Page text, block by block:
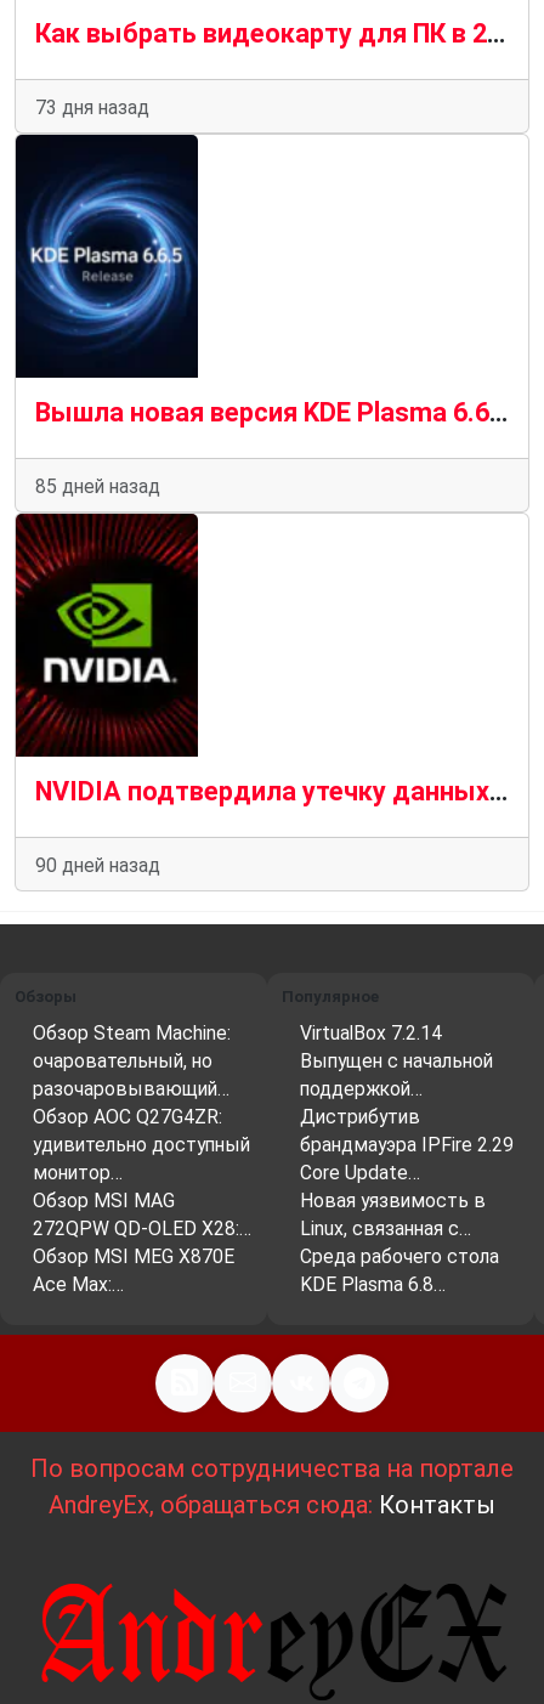
Как выбрать видеокарту для ПК в 2026 году — подробное руководство
73 дня назад
Вышла новая версия KDE Plasma 6.6.5, повышающая производительность для пользователей графических процессоров NVIDIA
85 дней назад
NVIDIA подтвердила утечку данных GeForce NOW у армянского партнера
90 дней назад
Обзоры
Обзор Steam Machine:
очаровательный, но
разочаровывающий…
Обзор AOC Q27G4ZR:
удивительно доступный
монитор…
Обзор MSI MAG
272QPW QD-OLED X28:…
Обзор MSI MEG X870E
Ace Max:…
Популярное
VirtualBox 7.2.14
Выпущен с начальной
поддержкой…
Дистрибутив
брандмауэра IPFire 2.29
Core Update…
Новая уязвимость в
Linux, связанная с…
Среда рабочего стола
KDE Plasma 6.8…
По вопросам сотрудничества на портале
AndreyEx, обращаться сюда: Контакты